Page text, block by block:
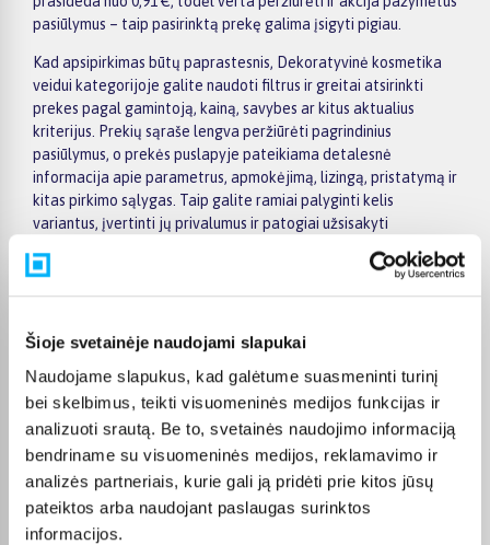
Šioje svetainėje naudojami slapukai
Naudojame slapukus, kad galėtume suasmeninti turinį
bei skelbimus, teikti visuomeninės medijos funkcijas ir
analizuoti srautą. Be to, svetainės naudojimo informaciją
bendriname su visuomeninės medijos, reklamavimo ir
analizės partneriais, kurie gali ją pridėti prie kitos jūsų
pateiktos arba naudojant paslaugas surinktos
informacijos.
pasiūlymus – taip pasirinktą prekę galima įsigyti pigiau.
Kad apsipirkimas būtų paprastesnis, Dekoratyvinė kosmetika
veidui kategorijoje galite naudoti filtrus ir greitai atsirinkti
prekes pagal gamintoją, kainą, savybes ar kitus aktualius
kriterijus. Prekių sąraše lengva peržiūrėti pagrindinius
pasiūlymus, o prekės puslapyje pateikiama detalesnė
informacija apie parametrus, apmokėjimą, lizingą, pristatymą ir
kitas pirkimo sąlygas. Taip galite ramiai palyginti kelis
variantus, įvertinti jų privalumus ir patogiai užsisakyti
BIGBOX.LT suteikia galimybę prekes nuo 150 Eur įsigyti su
patogiai planuojant išlaidas. Užsakymus pristatome visoje
Lietuvoje: pristatymas į paštomatus kainuoja nuo 2,29 €, o
perkant nuo 499 € į paštomatą pristatoma nemokamai.
Kurjerio pristatymo kaina prasideda nuo 2,99 €. Jei prekė yra
sandėlyje, ją įprastai pristatome per 1–2 darbo dienas, o tikslų
terminą visada rasite konkrečios prekės puslapyje.
Pasirinkę tinkamą prekę iš Dekoratyvinė kosmetika veidui
kategorijos, galite rinktis jums patogiausią gavimo būdą:
pristatymą į paštomatą, kurjeriu arba atsiėmimą BIGBOX.LT